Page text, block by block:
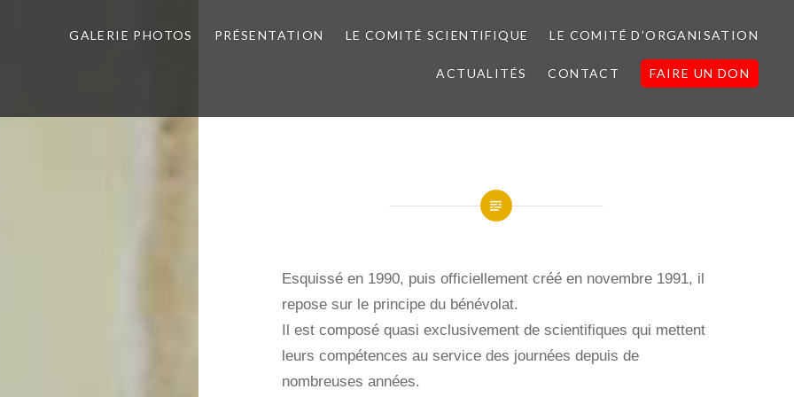
de Bellême
GALERIE PHOTOS PRÉSENTATION LE COMITÉ SCIENTIFIQUE LE COMITÉ D’ORGANISATION
ACTUALITÉS CONTACT FAIRE UN DON
Esquissé en 1990, puis officiellement créé en novembre 1991, il
repose sur le principe du bénévolat.
Il est composé quasi exclusivement de scientifiques qui mettent
leurs compétences au service des journées depuis de
nombreuses années.